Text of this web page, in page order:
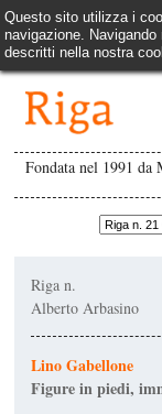
Questo sito utilizza i
navigazione.
descritti nella nostra
Fondata nel 1991
Riga n.
Alberto Arbasino
Lino Gabellone
Figure in piedi,